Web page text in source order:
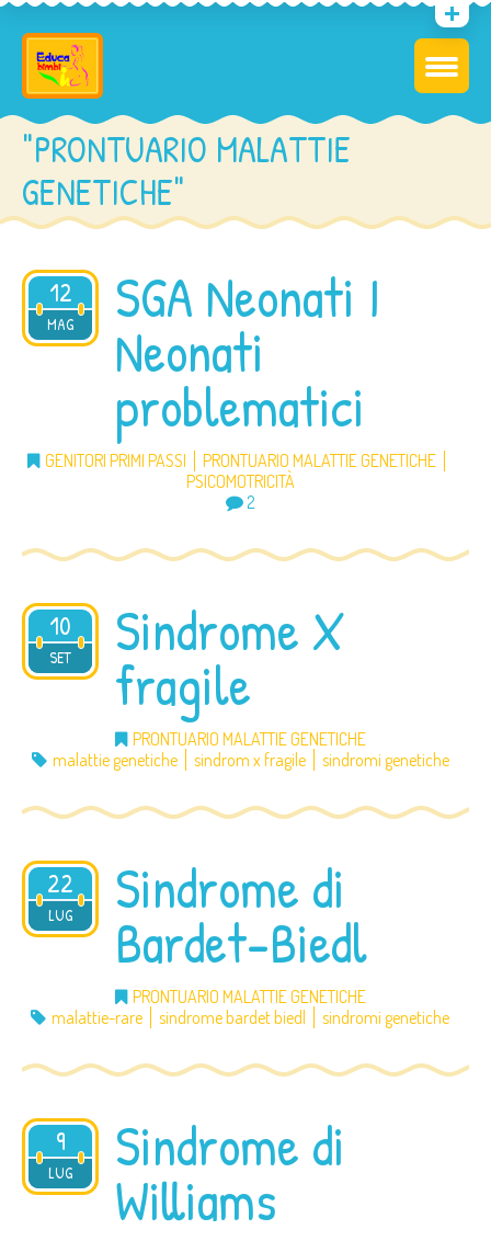
"PRONTUARIO MALATTIE
GENETICHE"
12
MAG
2013 SGA Neonati I
Neonati
problematici
GENITORI PRIMI PASSI
PRONTUARIO MALATTIE GENETICHE
PSICOMOTRICITÀ
2
10
SET
2012 Sindrome X
fragile
PRONTUARIO MALATTIE GENETICHE
malattie genetiche
sindrom x fragile sindromi genetiche
22
LUG
2012 Sindrome di
Bardet-Biedl
PRONTUARIO MALATTIE GENETICHE
malattie-rare
sindrome bardet biedl sindromi genetiche
9
LUG
2012 Sindrome di
Williams